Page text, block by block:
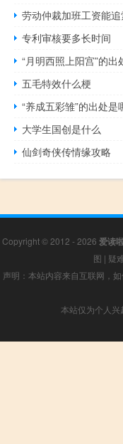
劳动仲裁加班工资能
专利审核要多长时间
“月明西照上阳宫”的出
五毛特效什么梗
“养成五彩雏”的出处是
大学生国创是什么
仙剑奇侠传情缘攻略
Copyright © 2012 - 2026 爱读
图 | 疑
声明：本站内容来自互联网，
本站仅为个人